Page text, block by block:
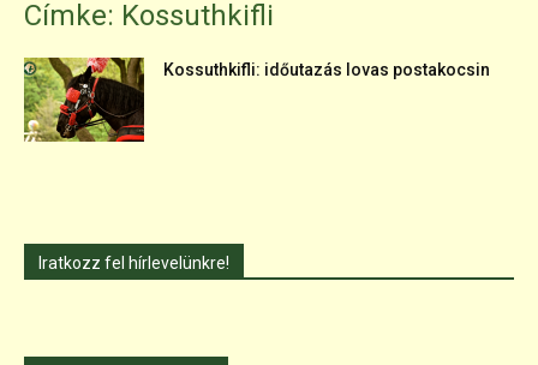
Címke: Kossuthkifli
Kossuthkifli: időutazás lovas postakocsin
Iratkozz fel hírlevelünkre!